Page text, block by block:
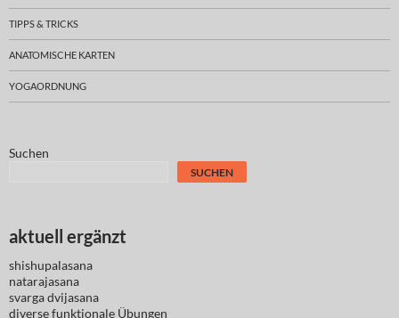
TIPPS & TRICKS
ANATOMISCHE KARTEN
YOGAORDNUNG
Suchen
SUCHEN
aktuell ergänzt
shishupalasana
natarajasana
svarga dvijasana
diversefunktionale Übungen